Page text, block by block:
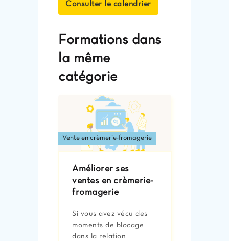
Consulter le calendrier
Formations dans
la même
catégorie
Améliorer ses
ventes en crèmerie-
fromagerie
Si vous avez vécu des
moments de blocage
dans la relation
Vente en crèmerie-fromagerie